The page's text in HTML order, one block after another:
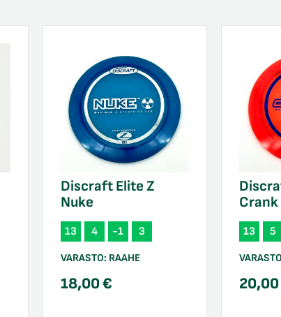
Discraft Elite Z
Nuke
13 4 -1 3
VARASTO: RAAHE
18,00€
Crank
13 5